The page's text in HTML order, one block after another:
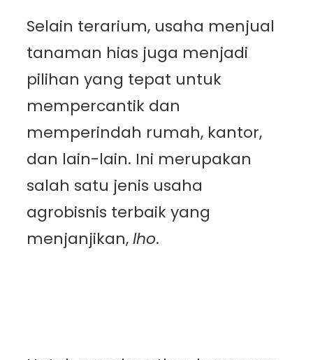
Selain terarium, usaha menjual
tanaman hias juga menjadi
pilihan yang tepat untuk
mempercantik dan
memperindah rumah, kantor,
dan lain-lain. Ini merupakan
salah satu jenis usaha
agrobisnis terbaik yang
menjanjikan,lho.